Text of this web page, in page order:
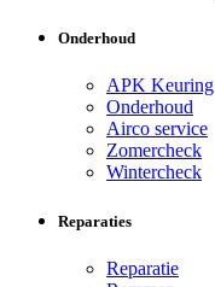
Onderhoud
APK Keuring
Onderhoud
Airco service
Zomercheck
Wintercheck
Reparaties
Reparatie